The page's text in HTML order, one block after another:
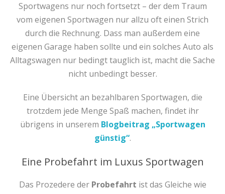
Sportwagens nur noch fortsetzt – der dem Traum
vom eigenen Sportwagen nur allzu oft einen Strich
durch die Rechnung. Dass man außerdem eine
eigenen Garage haben sollte und ein solches Auto als
Alltagswagen nur bedingt tauglich ist, macht die Sache
nicht unbedingt besser.
Eine Übersicht an bezahlbaren Sportwagen, die
trotzdem jede Menge Spaß machen, findet ihr
übrigens in unserem Blogbeitrag „Sportwagen
günstig“.
Eine Probefahrt im Luxus Sportwagen
Das Prozedere der Probefahrt ist das Gleiche wie